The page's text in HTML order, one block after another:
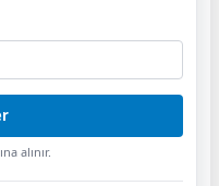
alınır.